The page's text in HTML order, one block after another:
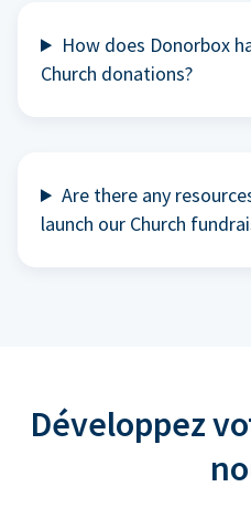
How does Donorbox
Church donations?
Are there any
launch our Church
Développez